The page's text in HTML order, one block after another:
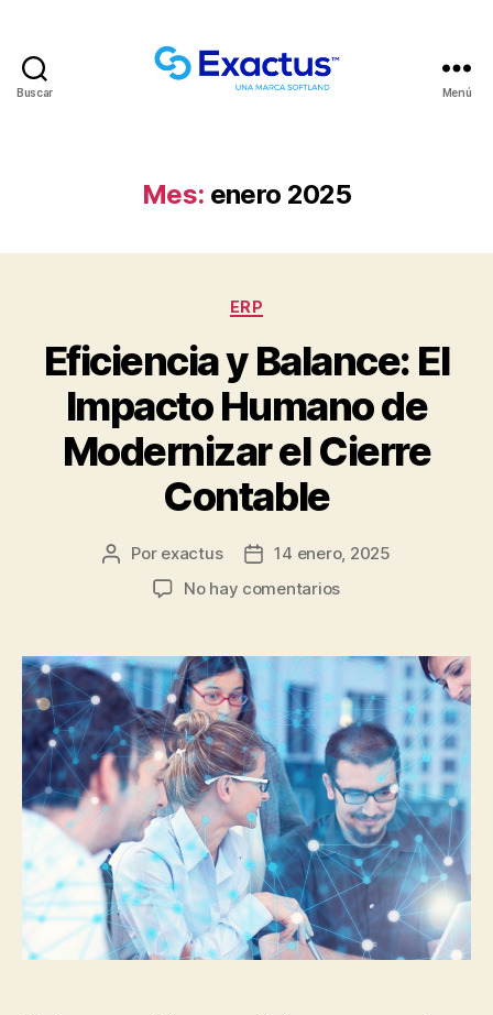
Buscar Menú
Mes: enero 2025
ERP
Eficiencia y Balance: El
Impacto Humano de
Modernizar el Cierre
Contable
Por exactus
14 enero, 2025
No hay comentarios